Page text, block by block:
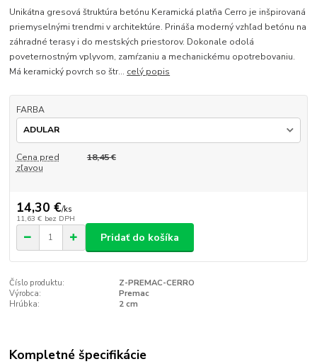
Unikátna gresová štruktúra betónu Keramická platňa Cerro je inšpirovaná
priemyselnými trendmi v architektúre. Prináša moderný vzhľad betónu na
záhradné terasy i do mestských priestorov. Dokonale odolá
poveternostným vplyvom, zamŕzaniu a mechanickému opotrebovaniu.
Má keramický povrch so štr... celý popis
FARBA
Cena pred
zľavou
18,45 €
14,30 €/ks
11,63 € bez DPH
Pridať do košíka
Číslo produktu:
Z-PREMAC-CERRO
Výrobca:
Premac
Hrúbka:
2 cm
Kompletné špecifikácie